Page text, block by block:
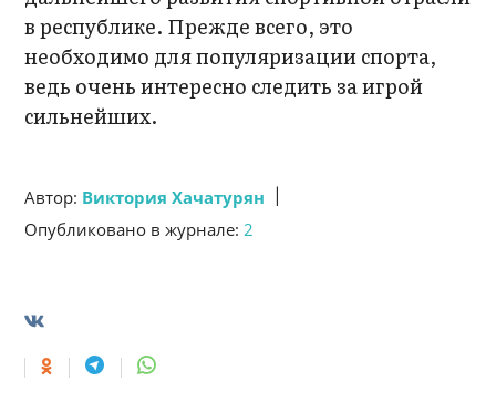
в республике. Прежде всего, это
необходимо для популяризации спорта,
ведь очень интересно следить за игрой
сильнейших.
Автор: Виктория Хачатурян |
Опубликовано в журнале:2